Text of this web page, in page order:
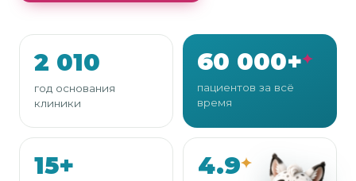
2 010
год основания
клиники
60 000+
пациентов за всё
время
15+ 4.9